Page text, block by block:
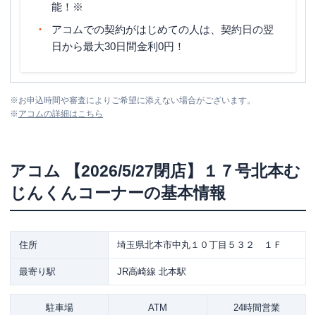
能！※
アコムでの契約がはじめての人は、契約日の翌
日から最大30日間金利0円！
※お申込時間や審査によりご希望に添えない場合がございます。
※アコムの詳細はこちら
アコム
【2026/5/27閉店】１７号北本む
じんくんコーナーの基本情報
住所 埼玉県北本市中丸１０丁目５３２ １Ｆ
最寄り駅 JR高崎線 北本駅
駐車場 ATM 24時間営業